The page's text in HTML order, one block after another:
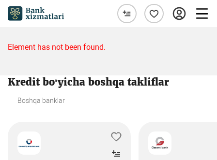
Element has not been found.
Kredit bo‘yicha boshqa takliflar
Boshqa banklar